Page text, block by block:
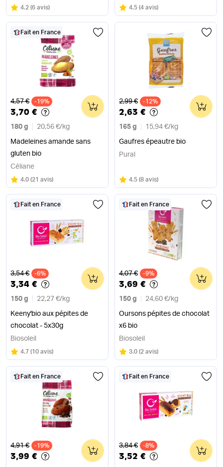
Note
4.2 sur 5
(6 avis) Note
4.5 sur 5
(4 avis)
Fait en France
Ancien prix
4,57 € -19%
3,70 €
180 g 20,56 €/ kg
Madeleines amande sans
gluten bio
0
Céliane
Note
4.0 sur 5
(21 avis)
Ancien prix
2,99 € -12%
2,63 €
165 g 15,94 €/ kg
Gaufres épeautre bio
0
Pural
Note
4.5 sur 5
(8 avis)
Fait en France
Ancien prix
3,54 € -6%
3,34 €
150 g 22,27 €/ kg
Keeny'bio aux pépites de
chocolat - 5x30g
0
Biosoleil
Note
4.7 sur 5
(10 avis)
Fait en France
Ancien prix
4,07 € -9%
3,69 €
150 g 24,60 €/ kg
Oursons pépites de chocolat
x6 bio
0
Biosoleil
Note
3.0 sur 5
(2 avis)
Fait en France
Ancien prix
4,91 € -19%
3,99 €
0
Fait en France
Ancien prix
3,84 € -8%
3,52 €
0